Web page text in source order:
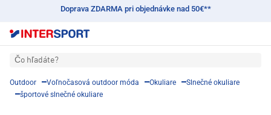
Doprava ZDARMA pri objednávke nad 50€**
Čo hľadáte?
Outdoor Voľnočasová outdoor móda Okuliare
Slnečné okuliare
športové slnečné okuliare